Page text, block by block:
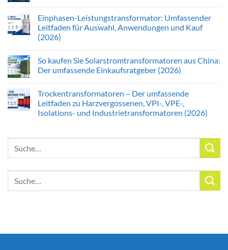
Einphasen-Leistungstransformator: Umfassender
Leitfaden für Auswahl, Anwendungen und Kauf
(2026)
So kaufen Sie Solarstromtransformatoren aus China:
Der umfassende Einkaufsratgeber (2026)
Trockentransformatoren – Der umfassende
Leitfaden zu Harzvergossenen, VPI-, VPE-,
Isolations- und Industrietransformatoren (2026)